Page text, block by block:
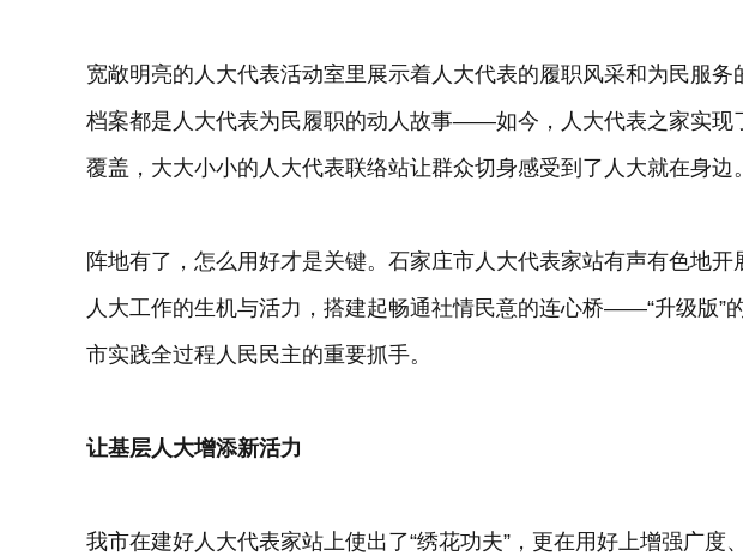
宽敞明亮的人大代表活动室里展示着人大代表的履职风采和为民服
档案都是人大代表为民履职的动人故事——如今，人大代表之家实现
覆盖，大大小小的人大代表联络站让群众切身感受到了人大就在身边。
阵地有了，怎么用好才是关键。石家庄市人大代表家站有声有色地
人大工作的生机与活力，搭建起畅通社情民意的连心桥——“升级版”
市实践全过程人民民主的重要抓手。
让基层人大增添新活力
我市在建好人大代表家站上使出了“绣花功夫”，更在用好上增强广度